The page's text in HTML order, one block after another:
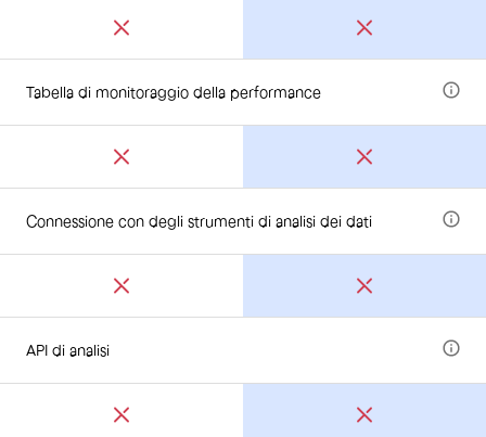
Tabella di monitoraggio della performance
Connessione con degli strumenti di analisi dei dati
API di analisi